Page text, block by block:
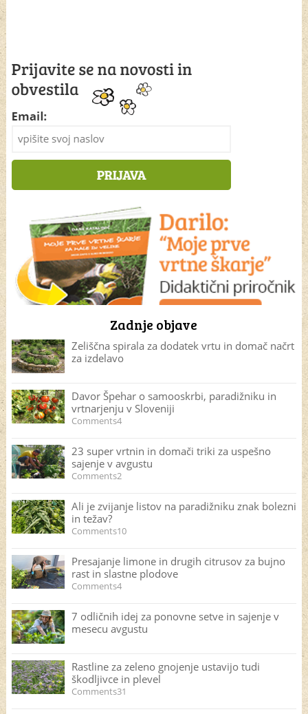
Zadnje objave
Zeliščna spirala za dodatek vrtu in domač načrt
za izdelavo
Davor Špehar o samooskrbi, paradižniku in
vrtnarjenju v Sloveniji
Comments4
23 super vrtnin in domači triki za uspešno
sajenje v avgustu
Comments2
Ali je zvijanje listov na paradižniku znak bolezni
in težav?
Comments10
Presajanje limone in drugih citrusov za bujno
rast in slastne plodove
Comments4
7 odličnih idej za ponovne setve in sajenje v
mesecu avgustu
Rastline za zeleno gnojenje ustavijo tudi
škodljivce in plevel
Comments31